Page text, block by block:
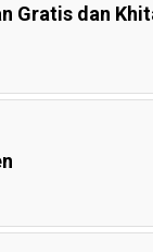
Gratis dan